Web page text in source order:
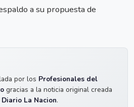
a su propuesta de
por los Profesionales del
gracias a la noticia original creada
Diario La Nacion.